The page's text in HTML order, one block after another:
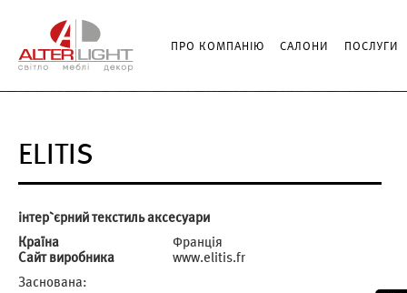
ПРО КОМПАНІЮ САЛОНИ ПОСЛУГИ
ELITIS
інтер`єрний текстиль аксесуари
Країна
Франція
Сайт виробника
www.elitis.fr
Заснована: